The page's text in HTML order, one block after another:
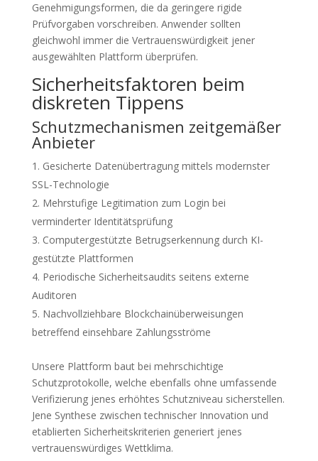
Genehmigungsformen, die da geringere rigide
Prüfvorgaben vorschreiben. Anwender sollten
gleichwohl immer die Vertrauenswürdigkeit jener
ausgewählten Plattform überprüfen.
Sicherheitsfaktoren beim
diskreten Tippens
Schutzmechanismen zeitgemäßer
Anbieter
Gesicherte Datenübertragung mittels modernster
SSL-Technologie
Mehrstufige Legitimation zum Login bei
verminderter Identitätsprüfung
Computergestützte Betrugserkennung durch KI-
gestützte Plattformen
Periodische Sicherheitsaudits seitens externe
Auditoren
Nachvollziehbare Blockchainüberweisungen
betreffend einsehbare Zahlungsströme
Unsere Plattform baut bei mehrschichtige
Schutzprotokolle, welche ebenfalls ohne umfassende
Verifizierung jenes erhöhtes Schutzniveau sicherstellen.
Jene Synthese zwischen technischer Innovation und
etablierten Sicherheitskriterien generiert jenes
vertrauenswürdiges Wettklima.